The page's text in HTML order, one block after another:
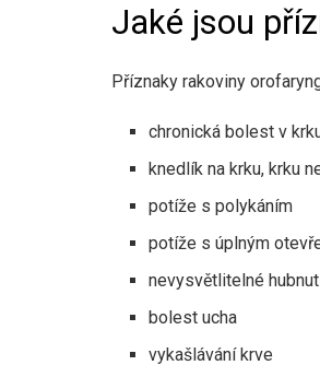
Jaké jsou
Příznaky rakoviny
chronická bolest v
knedlík na krku, krku
potíže s polykáním
potíže s úplným
nevysvětlitelné
bolest ucha
vykašlávání krve